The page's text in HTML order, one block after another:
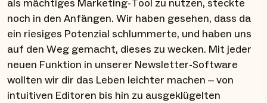
als mächtiges Marketing-Tool zu nutzen, steckte
noch in den Anfängen. Wir haben gesehen, dass da
ein riesiges Potenzial schlummerte, und haben uns
auf den Weg gemacht, dieses zu wecken. Mit jeder
neuen Funktion in unserer Newsletter-Software
wollten wir dir das Leben leichter machen – von
intuitiven Editoren bis hin zu ausgeklügelten